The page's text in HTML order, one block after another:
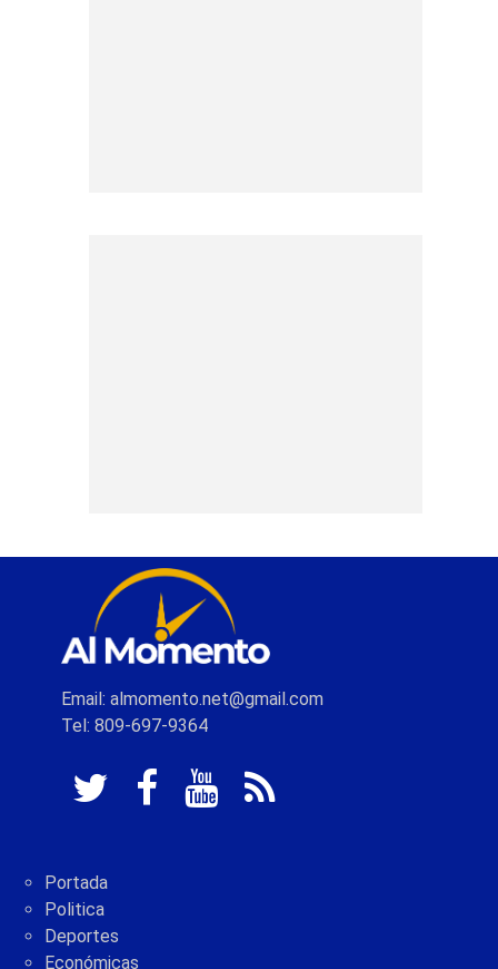
Email: almomento.net@gmail.com
Tel: 809-697-9364
Portada
Politica
Deportes
Económicas